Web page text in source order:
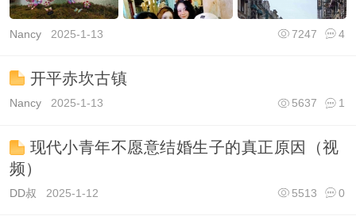
Nancy2025-1-13 4
7247
开平赤坎古镇
Nancy2025-1-13 1
5637
现代小青年不愿意结婚生子的真正原因（视
频）
DD叔 2025-1-12 0
5513